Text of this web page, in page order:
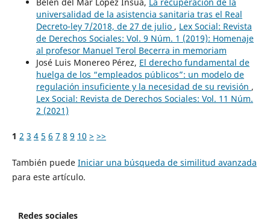
universalidad de la asistencia sanitaria tras el Real
Decreto-ley 7/2018, de 27 de julio , Lex Social: Revista
de Derechos Sociales: Vol. 9 Núm. 1 (2019): Homenaje
al profesor Manuel Terol Becerra in memoriam
José Luis Monereo Pérez, El derecho fundamental de
huelga de los “empleados públicos”: un modelo de
regulación insuficiente y la necesidad de su revisión ,
Lex Social: Revista de Derechos Sociales: Vol. 11 Núm.
2 (2021)
1 2 3 4 5 6 7 8 9 10 > >>
También puede Iniciar una búsqueda de similitud avanzada
para este artículo.
Redes sociales